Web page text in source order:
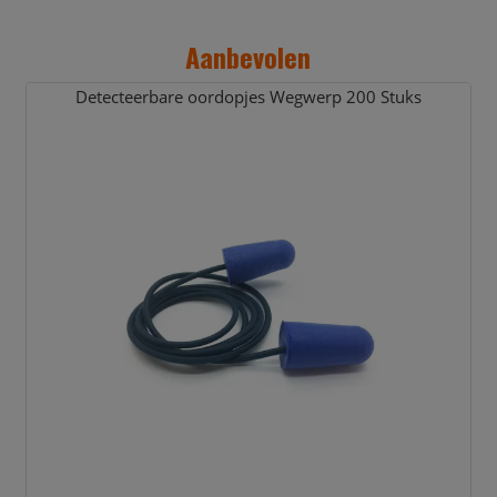
Aanbevolen
Detecteerbare oordopjes Wegwerp 200 Stuks